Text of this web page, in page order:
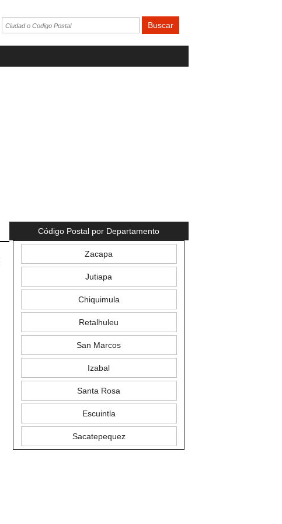
Código Postal por Departamento
Zacapa
Jutiapa
Chiquimula
Retalhuleu
San Marcos
Izabal
Santa Rosa
Escuintla
Sacatepequez